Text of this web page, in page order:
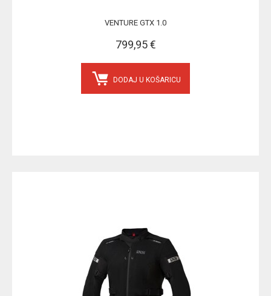
VENTURE GTX 1.0
799,95 €
DODAJ U KOŠARICU